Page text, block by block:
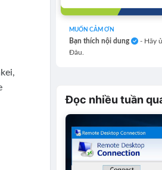
MUỐN CẢM ƠN
Bạn thích nội dung
- Hãy
Đâu.
Đọc nhiều tuần